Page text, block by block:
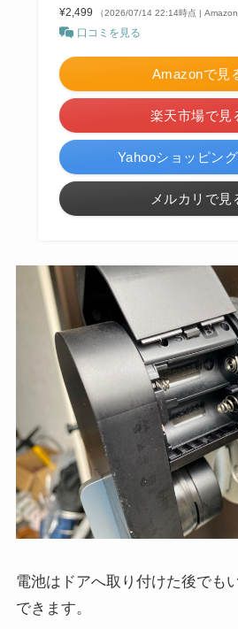
¥2,499
（2026/07/14 22:14時点 | Amazon
口コミを見る
Amazonで見
楽天市場で見
Yahooショッピン
メルカリで見
電池はドアへ取り付けた後でも
できます。